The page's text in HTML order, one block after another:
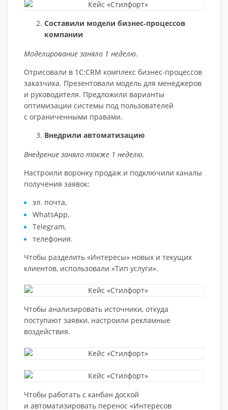
Составили модели бизнес‑процессов
компании
Моделирование заняло 1 неделю.
Отрисовали в 1С:CRM комплекс бизнес‑процессов
заказчика. Презентовали модель для менеджеров
и руководителя. Предложили варианты
оптимизации системы под пользователей
с ограниченными правами.
Внедрили автоматизацию
Внедрение заняло также 1 неделю.
Настроили воронку продаж и подключили каналы
получения заявок:
эл. почта,
WhatsApp,
Telegram,
телефония.
Чтобы разделить «Интересы» новых и текущих
клиентов, использовали «Тип услуги».
Чтобы анализировать источники, откуда
поступают заявки, настроили рекламные
воздействия.
Чтобы работать с канбан доской
и автоматизировать перенос «Интересов